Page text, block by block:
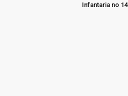
Infantaria no 14